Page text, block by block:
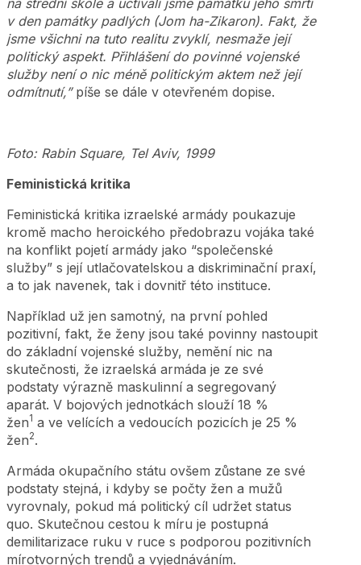
v den památky padlých (Jom ha-Zikaron). Fakt, že
jsme všichni na tuto realitu zvyklí, nesmaže její
politický aspekt. Přihlášení do povinné vojenské
služby není o nic méně politickým aktem než její
odmítnutí,”píše se dále v otevřeném dopise.
Foto: Rabin Square, Tel Aviv, 1999
Feministická kritika
Feministická kritika izraelské armády poukazuje
kromě macho heroického předobrazu vojáka také
na konflikt pojetí armády jako “společenské
služby” s její utlačovatelskou a diskriminační praxí,
a to jak navenek, tak i dovnitř této instituce.
Například už jen samotný, na první pohled
pozitivní, fakt, že ženy jsou také povinny nastoupit
do základní vojenské služby, nemění nic na
skutečnosti, že izraelská armáda je ze své
podstaty výrazně maskulinní a segregovaný
aparát. V bojových jednotkách slouží 18 %
žen1 a ve velících a vedoucích pozicích je 25 %
žen2.
Armáda okupačního státu ovšem zůstane ze své
podstaty stejná, i kdyby se počty žen a mužů
vyrovnaly, pokud má politický cíl udržet status
quo. Skutečnou cestou k míru je postupná
demilitarizace ruku v ruce s podporou pozitivních
mírotvorných trendů a vyjednáváním.